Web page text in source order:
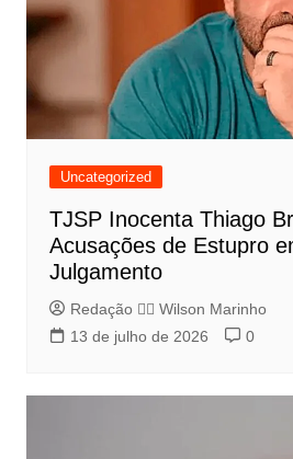
Uncategorized
TJSP Inocenta Thiago
Acusações de Estupro
Julgamento
Redação 👨‍⚖️​ Wilson Marinho
13 de julho de 2026
0